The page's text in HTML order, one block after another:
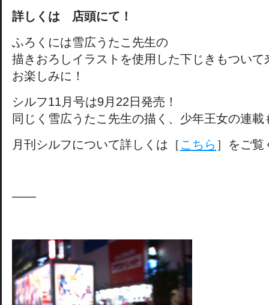
詳しくは 店頭にて！
ふろくには雪広うたこ先生の
描きおろしイラストを使用した下じきもついて
お楽しみに！
シルフ11月号は9月22日発売！
同じく雪広うたこ先生の描く、少年王女の連
月刊シルフについて詳しくは［ こちら ］をご覧
——